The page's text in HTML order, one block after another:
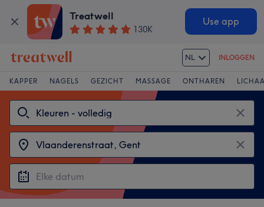
Treatwell
130K
Use app
NL INLOGGEN
KAPPER NAGELS GEZICHT MASSAGE ONTHAREN